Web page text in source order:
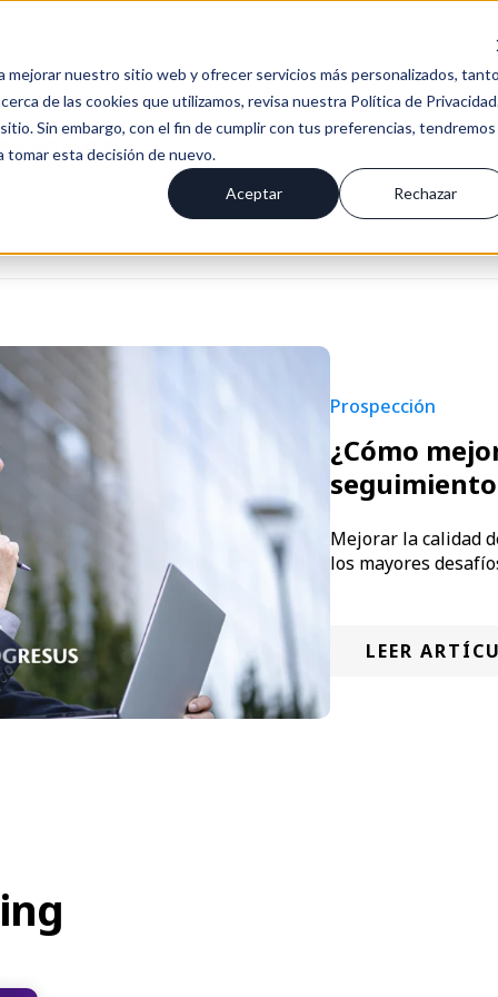
nuestro sitio web y ofrecer servicios más personalizados,
de las cookies que utilizamos, revisa nuestra Política de
Sin embargo, con el fin de cumplir con tus preferencias, tendremos
tomar esta decisión de nuevo.
Aceptar Rechazar
Prospección
¿Cómo
Mejorar la calidad
los mayores
LEER